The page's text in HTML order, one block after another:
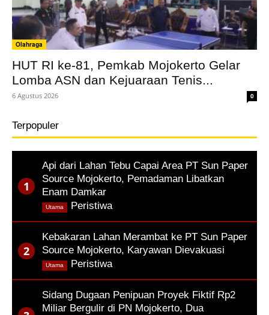
Olahraga
HUT RI ke-81, Pemkab Mojokerto Gelar
Lomba ASN dan Kejuaraan Tenis...
6 Agustus 2026 0
Terpopuler
Api dari Lahan Tebu Capai Area PT Sun Paper
Source Mojokerto, Pemadaman Libatkan
Enam Damkar
Peristiwa,
Utama
Kebakaran Lahan Merambat ke PT Sun Paper
Source Mojokerto, Karyawan Dievakuasi
Peristiwa,
Utama
Sidang Dugaan Penipuan Proyek Fiktif Rp2
Miliar Bergulir di PN Mojokerto, Dua